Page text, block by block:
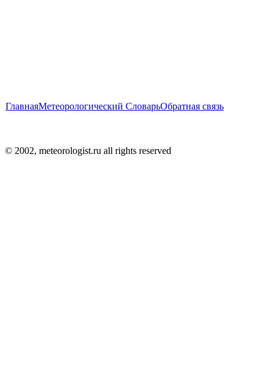
ГлавнаяМетеорологический СловарьОбратная связь
© 2002, meteorologist.ru all rights reserved